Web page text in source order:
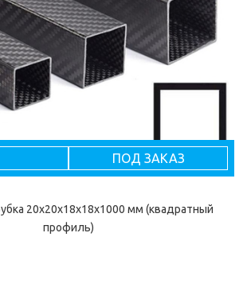
ПОД ЗАКАЗ
20x20x18x18x1000 мм (квадратный
профиль)